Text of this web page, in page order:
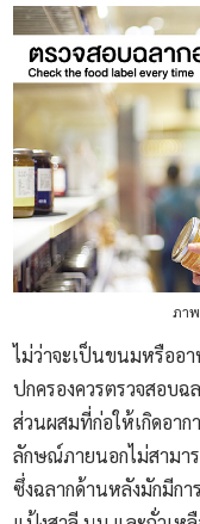
ภา
ไม่ว่าจะเป็นขนมหรืออ
ปกครองควรตรวจสอบฉ
ส่วนผสมที่ก่อให้เกิดอา
ลักษณ์ภายนอกไม่สามา
ซึ่งฉลากด้านหลังมักมีกา